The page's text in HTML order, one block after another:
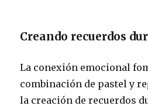
Creando recuerdos
La conexión emocional
combinación de pastel y
la creación de recuerdos